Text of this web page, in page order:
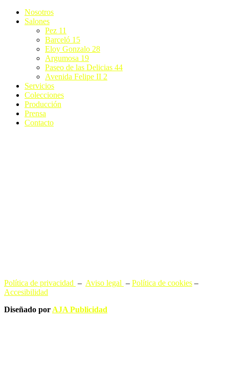
Nosotros
Salones
Pez 11
Barceló 15
Eloy Gonzalo 28
Argumosa 19
Paseo de las Delicias 44
Avenida Felipe II 2
Servicios
Colecciones
Producción
Prensa
Contacto
Política de privacidad – Aviso legal – Política de cookies –
Accesibilidad
Diseñado por AJA Publicidad